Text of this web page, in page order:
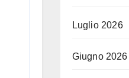
Luglio 2026
Giugno 2026